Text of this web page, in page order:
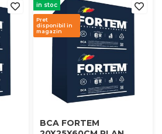
in stoc
Pret
disponibil in
magazin
BCA FORTEM